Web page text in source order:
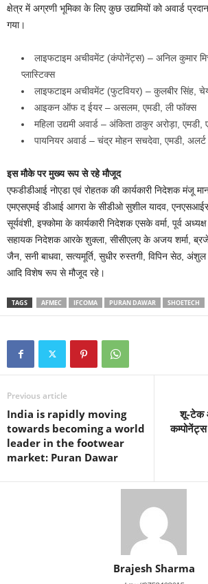
क्षेत्र में अग्रणी भूमिका के लिए कुछ उद्यमियों को अवार्ड
गया।
लाइफटाइम अचीवमेंट (कंपोनेंट्स) – अनिल कुमार
प्लास्टिक्स
लाइफटाइम अचीवमेंट (फुटवियर) – कुलबीर सिंह,
आइकन ऑफ द ईयर – असलम, एमडी, ली फॉक्स
महिला उद्यमी अवार्ड – अंकिता ठाकुर अरोड़ा,
पायनियर अवार्ड – चंद्र मोहन सचदेवा, एमडी, अलर्ट
इस मौके पर मुख्य रूप से रहे मौजूद
एफडीडीआई नोएडा एवं रोहतक की कार्यकारी निदेशक मंजू
एमएसएमई डीआई आगरा के सीडीओ सुशील यादव,
सूर्यवंशी, इफ्कोमा के कार्यकारी निदेशक एसके वर्मा, पूर्व
सहायक निदेशक आरके शुक्ला, सीसीएलए के अजय शर्मा,
जैन, सनी बाधवा, सत्यमूर्ति, सुधीर रुस्तगी, विपिन सेठ,
आदि विशेष रूप से मौजूद रहे।
TAGS AFMEC IFCOMA PURAN DAWAR SHOETECH
Previous article
India is rapidly moving
towards becoming a world
leader in the footwear
market: Puran Dawar
शू-टेक
Brajesh Sharma